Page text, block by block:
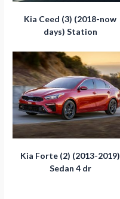
Kia Ceed (3) (2018-now
days) Station
Kia Forte (2) (2013-2019)
Sedan 4 dr